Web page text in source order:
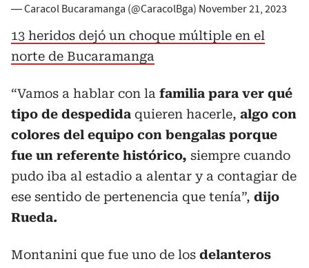
— Caracol Bucaramanga (@CaracolBga) November 21, 2023
13 heridos dejó un choque múltiple en el
norte de Bucaramanga
“Vamos a hablar con la familia para ver qué
tipo de despedida quieren hacerle, algo con
colores del equipo con bengalas porque
fue un referente histórico, siempre cuando
pudo iba al estadio a alentar y a contagiar de
ese sentido de pertenencia que tenía”, dijo
Rueda.
Montanini que fue uno de los delanteros